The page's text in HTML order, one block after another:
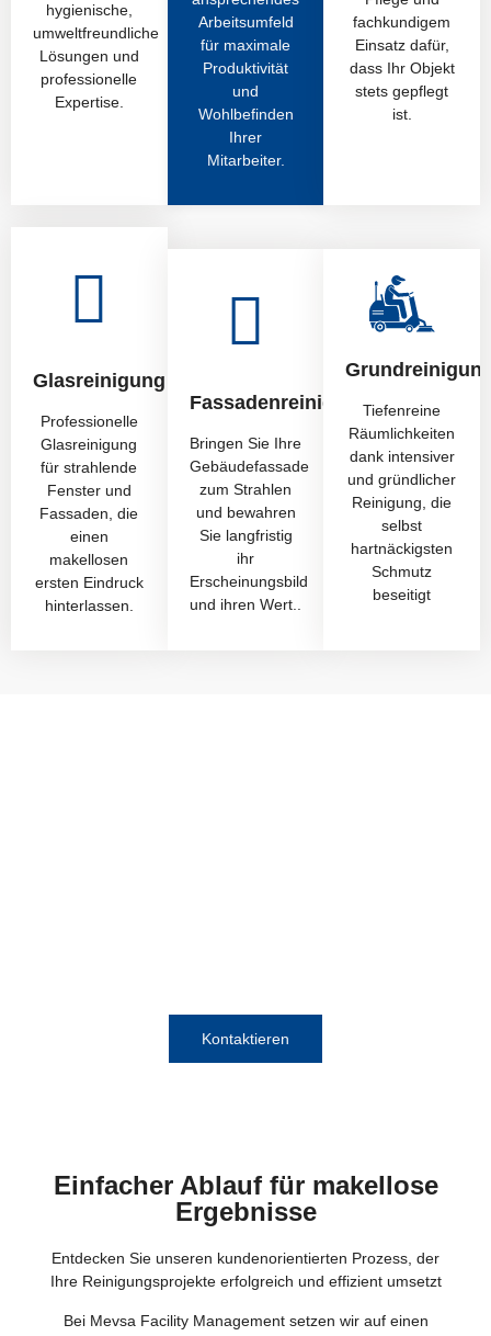
hygienische,
umweltfreundliche
Lösungen und
professionelle
Expertise.
Arbeitsumfeld
für maximale
Produktivität
und
Wohlbefinden
Ihrer
Mitarbeiter.
fachkundigem
Einsatz dafür,
dass Ihr Objekt
stets gepflegt
ist.
Glasreinigung
Professionelle
Glasreinigung
für strahlende
Fenster und
Fassaden, die
einen
makellosen
ersten Eindruck
hinterlassen.
Fassadenreinigung
Bringen Sie Ihre
Gebäudefassade
zum Strahlen
und bewahren
Sie langfristig
ihr
Erscheinungsbild
und ihren Wert..
Tiefenreine
Räumlichkeiten
dank intensiver
und gründlicher
Reinigung, die
selbst
hartnäckigsten
Schmutz
beseitigt
Kontaktieren
Einfacher Ablauf für makellose
Ergebnisse
Entdecken Sie unseren kundenorientierten Prozess, der
Ihre Reinigungsprojekte erfolgreich und effizient umsetzt
Bei Mevsa Facility Management setzen wir auf einen